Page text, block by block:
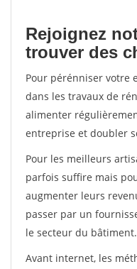
Rejoignez
trouver des
Pour pérénniser votre
dans les travaux de
alimenter
entreprise et doubler
Pour les meilleurs
parfois suffire mais
augmenter leurs
passer par un
le secteur du bâtiment.
Avant internet, les